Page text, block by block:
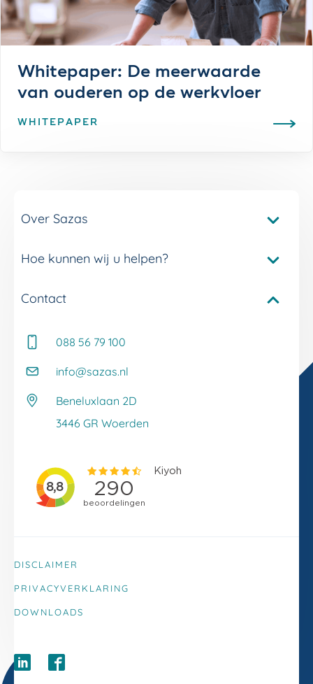
Whitepaper: De meerwaarde
van ouderen op de werkvloer
WHITEPAPER
Over Sazas
Pakketvergelijker Sazas
Onze verzuimdiensten
Onze klantverhalen
Werken bij Sazas
Hoe kunnen wij u helpen?
Service en contact
Whitepapers
Kennisbank
Veelgestelde vragen
Contact
088 56 79 100
info@sazas.nl
Beneluxlaan 2D
3446 GR Woerden
DISCLAIMER
PRIVACYVERKLARING
DOWNLOADS